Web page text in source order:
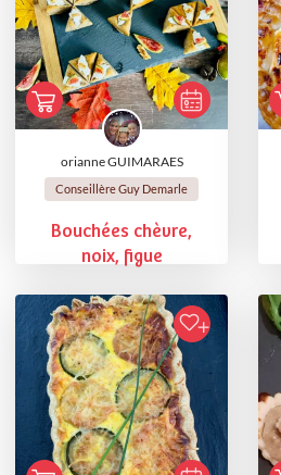
orianne GUIMARAES
Conseillère Guy Demarle
Bouchées chèvre,
noix, figue